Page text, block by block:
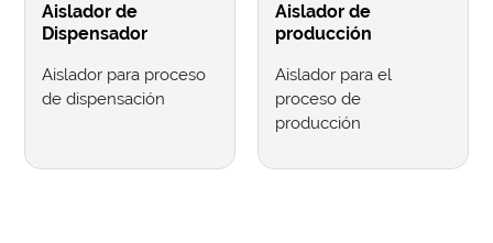
Aislador de
Dispensador
Aislador para proceso
de dispensación
Aislador de
producción
Aislador para el
proceso de
producción